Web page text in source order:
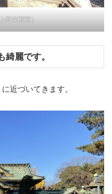
野東照宮）
綺麗です。
近づいてきます。